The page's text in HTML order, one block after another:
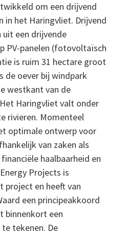
om een drijvend
in het Haringvliet. Drijvend
een drijvende
PV-panelen (fotovoltaïsch
is ruim 31 hectare groot
de oever bij windpark
westkant van de
Haringvliet valt onder
rivieren. Momenteel
optimale ontwerp voor
van zaken als
haalbaarheid en
Projects is
en heeft van
een principeakkoord
binnenkort een
tekenen. De